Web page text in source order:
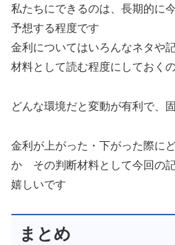
私たちにできるのは、長期的に
予想する程度です
金利についてはいろんなネタや
材料として読む程度にしておく
どんな環境だと変動が有利で、
金利が上がった・下がった際に
か その判断材料として今回の
嬉しいです
まとめ